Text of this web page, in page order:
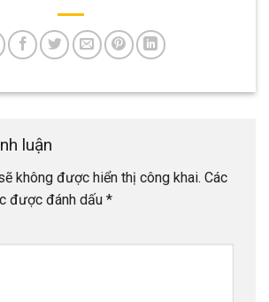
luận
không được hiển thị công khai. Các
được đánh dấu *